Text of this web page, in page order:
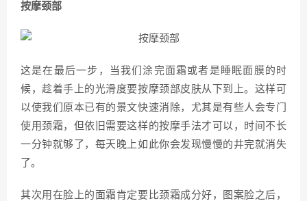
​按摩颈部
这是在最后一步，当我们涂完面霜或者是睡眠面膜的时
候，趁着手上的光滑度要按摩颈部皮肤从下到上。这样可
以使我们原本已有的景文快速消除，尤其是有些人会专门
使用颈霜，但依旧需要这样的按摩手法才可以，时间不长
一分钟就够了，每天晚上如此你会发现慢慢的井完就消失
了。
其次用在脸上的面霜肯定要比颈霜成分好，图案脸之后，